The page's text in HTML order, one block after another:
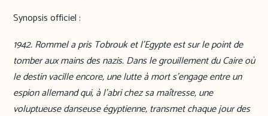
Synopsis officiel :
1942. Rommel a pris Tobrouk et l’Egypte est sur le point de
tomber aux mains des nazis. Dans le grouillement du Caire où
le destin vacille encore, une lutte à mort s’engage entre un
espion allemand qui, à l’abri chez sa maîtresse, une
voluptueuse danseuse égyptienne, transmet chaque jour des